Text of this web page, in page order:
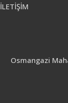
İLETİŞİM
Osmangazi